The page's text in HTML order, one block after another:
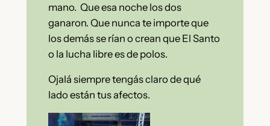
mano. Que esa noche los dos
ganaron. Que nunca te importe que
los demás se rían o crean que El Santo
o la lucha libre es de polos.
Ojalá siempre tengás claro de qué
lado están tus afectos.